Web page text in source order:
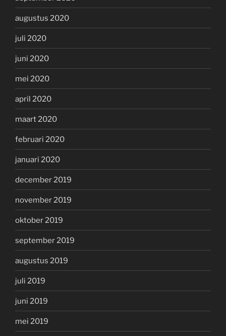
augustus 2020
juli 2020
juni 2020
mei 2020
april 2020
maart 2020
februari 2020
januari 2020
december 2019
november 2019
oktober 2019
september 2019
augustus 2019
juli 2019
juni 2019
mei 2019